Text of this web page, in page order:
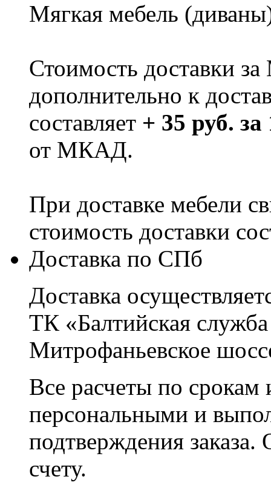
Мягкая мебель
Стоимость доставки
дополнительно к
составляет + 35 руб.
от МКАД.
При доставке мебели
стоимость доставки
Доставка по СПб
Доставка
ТК «Балтийская
Митрофаньевское
Все расчеты по срокам
персональными и
подтверждения заказа.
счету.